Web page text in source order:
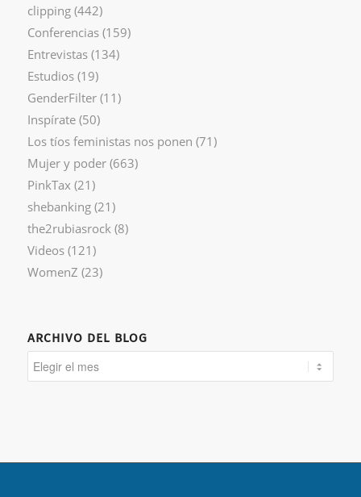
clipping(442)
Conferencias(159)
Entrevistas(134)
Estudios(19)
GenderFilter(11)
Inspírate(50)
Los tíos feministas nos ponen (71)
Mujer y poder(663)
PinkTax (21)
shebanking(21)
the2rubiasrock (8)
Videos(121)
WomenZ (23)
ARCHIVO DEL BLOG